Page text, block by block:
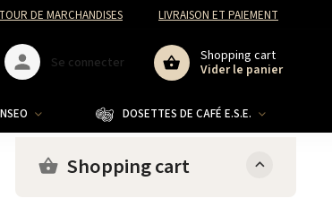
DE MARCHANDISES LIVRAISON ET PAIEMENT
Shopping cart
Vider le panier
Se connecter
DOSETTES DE CAFÉ E.S.E.
Shopping cart